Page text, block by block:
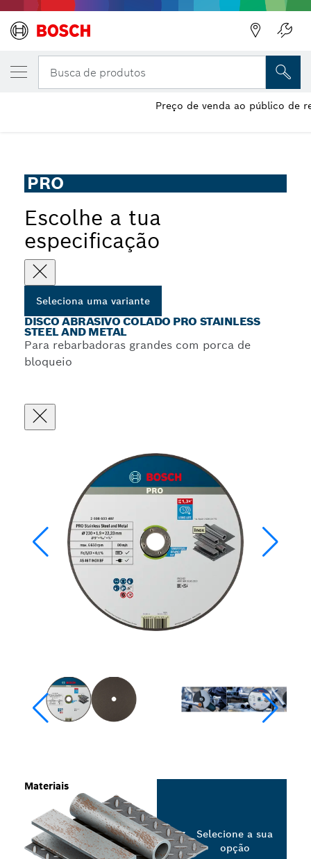
Busca de produtos
Life para rebarbadoras grandes, diâmetro interior de 22,23
PRO
Escolhe a tua
especificação
Seleciona uma variante
DISCO ABRASIVO COLADO PRO STAINLESS
STEEL AND METAL
Para rebarbadoras grandes com porca de
bloqueio
Materiais
Selecione a sua
opção
A VARIANTE QUE SELECIONASTE
Disco abrasivo colado PRO Stainless
Preço de venda ao público de